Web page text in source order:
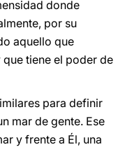
donde
por su
aquello que
tiene el poder de
para definir
mar de gente. Ese
y frente a Él, una